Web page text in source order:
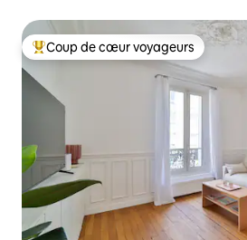
Coups de cœur voyageurs les plus
Coup de cœur voyageurs